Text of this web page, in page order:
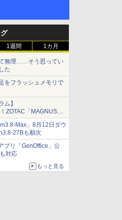
1週間 1カ月
無理……そう思ってい
た
をフラッシュメモリで
ム】
ZOTAC「MAGNUS
探る
Max」8月12日ダウ
27Bも順次
プリ「GenOffice」公
対応
もっと見る